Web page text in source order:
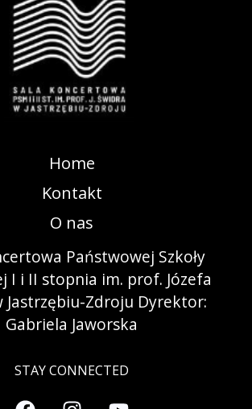
Home
Kontakt
O nas
Państwowej Szkoły
I i II stopnia im. prof. Józefa
Jastrzębiu-Zdroju Dyrektor:
Gabriela Jaworska
STAY CONNECTED